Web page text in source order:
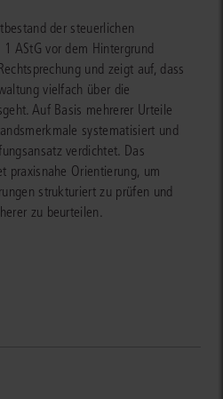
der steuerlichen
AStG vor dem Hintergrund
und zeigt auf, dass
vielfach über die
Auf Basis mehrerer Urteile
systematisiert und
verdichtet. Das
praxisnahe Orientierung, um
strukturiert zu prüfen und
zu beurteilen.